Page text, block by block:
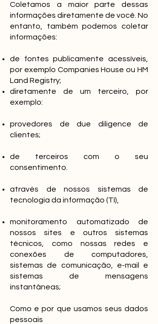
Coletamos a maior parte dessas
informações diretamente de você. No
entanto, também podemos coletar
informações:
de fontes publicamente acessíveis,
por exemplo Companies House ou HM
Land Registry;
diretamente de um terceiro, por
exemplo:
provedores de due diligence de
clientes;
de terceiros com o seu
consentimento.
através de nossos sistemas de
tecnologia da informação (TI),
monitoramento automatizado de
nossos sites e outros sistemas
técnicos, como nossas redes e
conexões de computadores,
sistemas de comunicação, e-mail e
sistemas de mensagens
instantâneas;
Como e por que usamos seus dados
pessoais